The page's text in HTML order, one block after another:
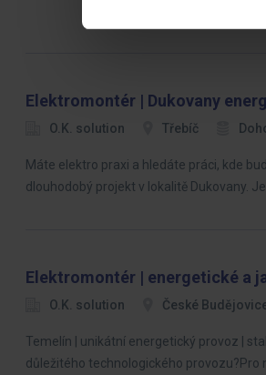
Elektromontér | Dukovany
O.K. solution Třebíč
Máte elektro praxi a hledáte práci, kde
dlouhodobý projekt v lokalitě Dukovany.
Elektromontér | energetické a
O.K. solution České
Temelín | unikátní energetický provoz |
důležitého technologického provozu?Pro